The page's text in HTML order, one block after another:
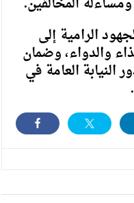
الرامية إلى
والدواء، وضمان
النيابة العامة في